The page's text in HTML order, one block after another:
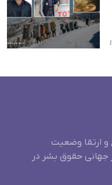
و ارتقا وضعیت
حقوق بشر در